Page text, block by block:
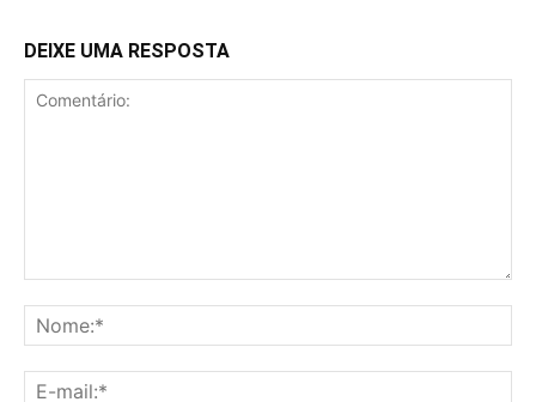
DEIXE UMA RESPOSTA